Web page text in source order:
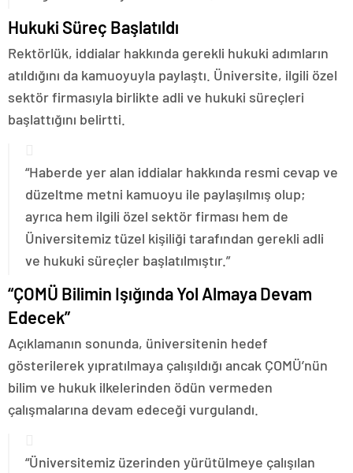
Hukuki Süreç Başlatıldı
Rektörlük, iddialar hakkında gerekli hukuki adımların
atıldığını da kamuoyuyla paylaştı. Üniversite, ilgili özel
sektör firmasıyla birlikte adli ve hukuki süreçleri
başlattığını belirtti.
“Haberde yer alan iddialar hakkında resmi cevap ve
düzeltme metni kamuoyu ile paylaşılmış olup;
ayrıca hem ilgili özel sektör firması hem de
Üniversitemiz tüzel kişiliği tarafından gerekli adli
ve hukuki süreçler başlatılmıştır.”
“ÇOMÜ Bilimin Işığında Yol Almaya Devam
Edecek”
Açıklamanın sonunda, üniversitenin hedef
gösterilerek yıpratılmaya çalışıldığı ancak ÇOMÜ’nün
bilim ve hukuk ilkelerinden ödün vermeden
çalışmalarına devam edeceği vurgulandı.
“Üniversitemiz üzerinden yürütülmeye çalışılan